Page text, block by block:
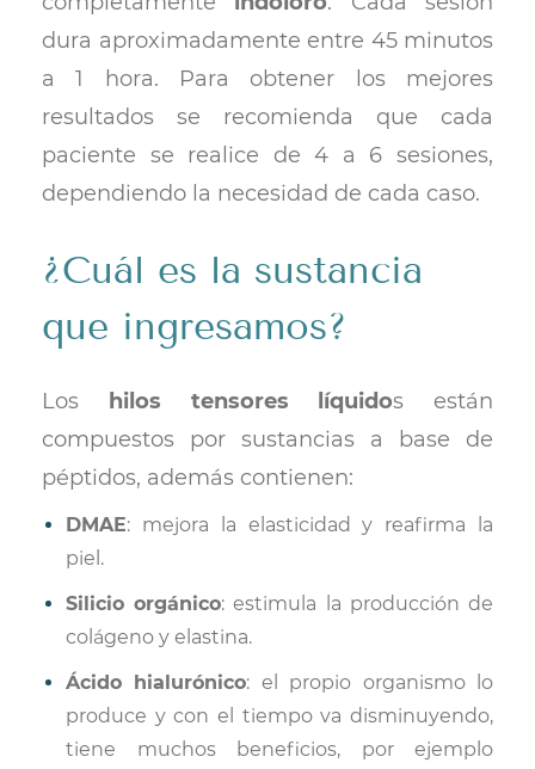
dura aproximadamente entre 45 minutos
a 1 hora. Para obtener los mejores
resultados se recomienda que cada
paciente se realice de 4 a 6 sesiones,
dependiendo la necesidad de cada caso.
¿Cuál es la sustancia
que ingresamos?
Los hilos tensores líquidos están
compuestos por sustancias a base de
péptidos, además contienen:
DMAE: mejora la elasticidad y reafirma la
piel.
Silicio orgánico: estimula la producción de
colágeno y elastina.
Ácido hialurónico: el propio organismo lo
produce y con el tiempo va disminuyendo,
tiene muchos beneficios, por ejemplo